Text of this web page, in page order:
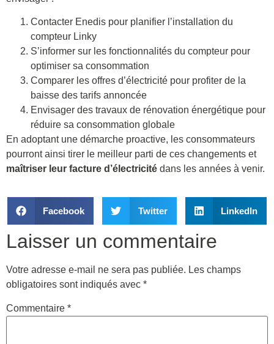
Contacter Enedis pour planifier l’installation du
compteur Linky
S’informer sur les fonctionnalités du compteur pour
optimiser sa consommation
Comparer les offres d’électricité pour profiter de la
baisse des tarifs annoncée
Envisager des travaux de rénovation énergétique pour
réduire sa consommation globale
En adoptant une démarche proactive, les consommateurs
pourront ainsi tirer le meilleur parti de ces changements et
maîtriser leur facture d’électricité dans les années à venir.
Facebook Twitter LinkedIn
Laisser un commentaire
Votre adresse e-mail ne sera pas publiée. Les champs
obligatoires sont indiqués avec *
Commentaire *